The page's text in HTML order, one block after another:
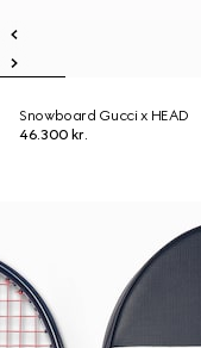
Snowboard Gucci x HEAD
46.300 kr.